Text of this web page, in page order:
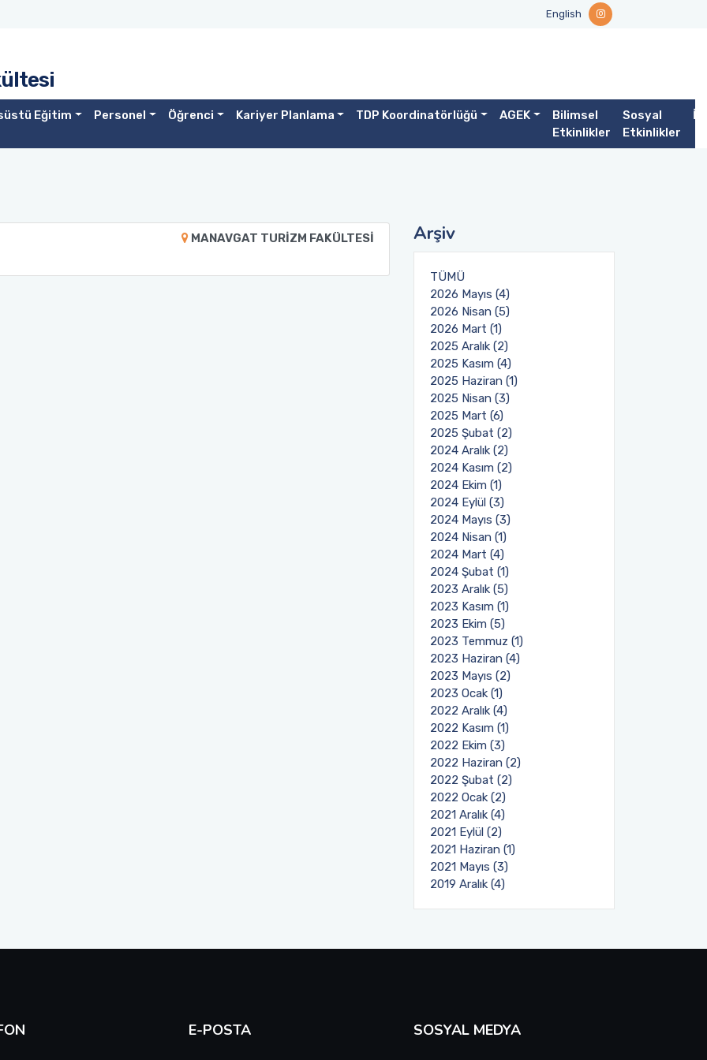
English
Eğitim Personel Öğrenci Kariyer Planlama TDP Koordinatörlüğü AGEK
Bilimsel
Etkinlikler
Sosyal
Etkinlikler
MANAVGAT TURİZM FAKÜLTESİ
Arşiv
TÜMÜ
2026 Mayıs (4)
2026 Nisan (5)
2026 Mart (1)
2025 Aralık (2)
2025 Kasım (4)
2025 Haziran (1)
2025 Nisan (3)
2025 Mart (6)
2025 Şubat (2)
2024 Aralık (2)
2024 Kasım (2)
2024 Ekim (1)
2024 Eylül (3)
2024 Mayıs (3)
2024 Nisan (1)
2024 Mart (4)
2024 Şubat (1)
2023 Aralık (5)
2023 Kasım (1)
2023 Ekim (5)
2023 Temmuz (1)
2023 Haziran (4)
2023 Mayıs (2)
2023 Ocak (1)
2022 Aralık (4)
2022 Kasım (1)
2022 Ekim (3)
2022 Haziran (2)
2022 Şubat (2)
2022 Ocak (2)
2021 Aralık (4)
2021 Eylül (2)
2021 Haziran (1)
2021 Mayıs (3)
2019 Aralık (4)
E-POSTA SOSYAL MEDYA